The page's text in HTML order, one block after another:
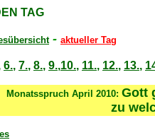
TAG
- aktueller Tag
6., 7., 8., 9.,10., 11., 12., 13.,
Monatsspruch April 2010: Gott
zu